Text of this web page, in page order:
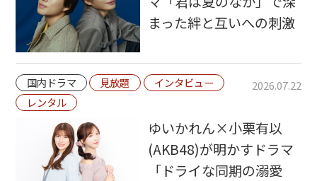
まった絆と互いへの刺激
国内ドラマ 見放題
インタビュー
レンタル
2026.07.22
ゆいかれん×小栗有以
(AKB48)が明かすドラマ
「ドライな同期の溺愛